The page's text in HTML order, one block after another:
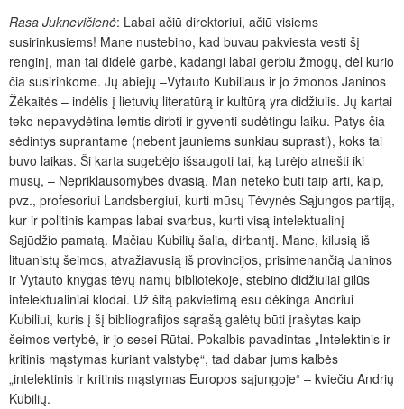
Rasa Juknevičienė: Labai ačiū direktoriui, ačiū visiems
susirinkusiems! Mane nustebino, kad buvau pakviesta vesti šį
renginį, man tai didelė garbė, kadangi labai gerbiu žmogų, dėl kurio
čia susirinkome. Jų abiejų –Vytauto Kubiliaus ir jo žmonos Janinos
Žėkaitės – indėlis į lietuvių literatūrą ir kultūrą yra didžiulis. Jų kartai
teko nepavydėtina lemtis dirbti ir gyventi sudėtingu laiku. Patys čia
sėdintys suprantame (nebent jauniems sunkiau suprasti), koks tai
buvo laikas. Ši karta sugebėjo išsaugoti tai, ką turėjo atnešti iki
mūsų, – Nepriklausomybės dvasią. Man neteko būti taip arti, kaip,
pvz., profesoriui Landsbergiui, kurti mūsų Tėvynės Sąjungos partiją,
kur ir politinis kampas labai svarbus, kurti visą intelektualinį
Sąjūdžio pamatą. Mačiau Kubilių šalia, dirbantį. Mane, kilusią iš
lituanistų šeimos, atvažiavusią iš provincijos, prisimenančią Janinos
ir Vytauto knygas tėvų namų bibliotekoje, stebino didžiuliai gilūs
intelektualiniai klodai. Už šitą pakvietimą esu dėkinga Andriui
Kubiliui, kuris į šį bibliografijos sąrašą galėtų būti įrašytas kaip
šeimos vertybė, ir jo sesei Rūtai. Pokalbis pavadintas „Intelektinis ir
kritinis mąstymas kuriant valstybę“, tad dabar jums kalbės
„intelektinis ir kritinis mąstymas Europos sąjungoje“ – kviečiu Andrių
Kubilių.